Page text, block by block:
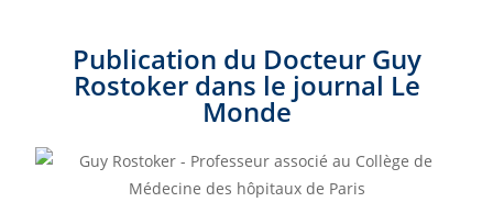
Publication du Docteur Guy
Rostoker dans le journal Le
Monde